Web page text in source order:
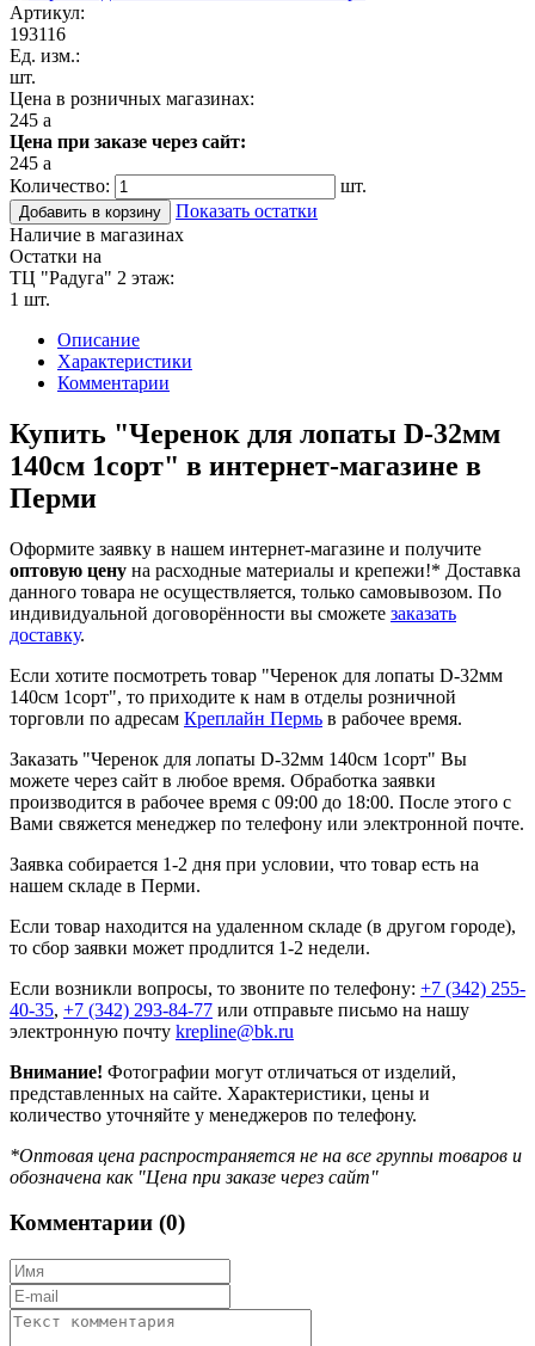
Артикул:
193116
Ед. изм.:
шт.
Цена в розничных магазинах:
245 a
Цена при заказе через сайт:
245 a
Количество:
шт.
Добавить в корзину
Показать остатки
Наличие в магазинах
Остатки на
ТЦ "Радуга" 2 этаж:
1 шт.
Описание
Характеристики
Комментарии
Купить "Черенок для лопаты D-32мм
140см 1сорт" в интернет-магазине в
Перми
Оформите заявку в нашем интернет-магазине и получите
оптовую цену на расходные материалы и крепежи!* Доставка
данного товара не осуществляется, только самовывозом. По
индивидуальной договорённости вы сможете заказать
доставку.
Если хотите посмотреть товар "Черенок для лопаты D-32мм
140см 1сорт", то приходите к нам в отделы розничной
торговли по адресам Креплайн Пермь в рабочее время.
Заказать "Черенок для лопаты D-32мм 140см 1сорт" Вы
можете через сайт в любое время. Обработка заявки
производится в рабочее время с 09:00 до 18:00. После этого с
Вами свяжется менеджер по телефону или электронной почте.
Заявка собирается 1-2 дня при условии, что товар есть на
нашем складе в Перми.
Если товар находится на удаленном складе (в другом городе),
то сбор заявки может продлится 1-2 недели.
Если возникли вопросы, то звоните по телефону: +7 (342) 255-
40-35, +7 (342) 293-84-77 или отправьте письмо на нашу
электронную почту krepline@bk.ru
Внимание! Фотографии могут отличаться от изделий,
представленных на сайте. Характеристики, цены и
количество уточняйте у менеджеров по телефону.
*Оптовая цена распространяется не на все группы товаров и
обозначена как "Цена при заказе через сайт"
Комментарии (0)